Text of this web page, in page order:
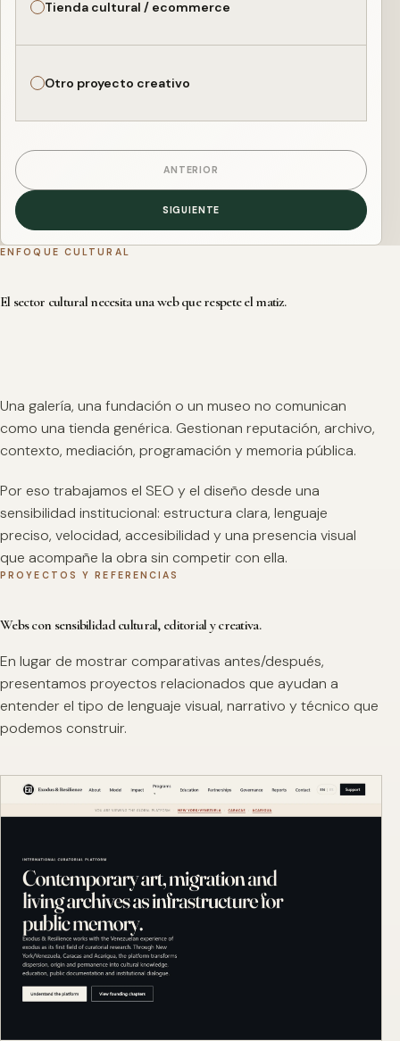
Tienda cultural / ecommerce
Otro proyecto creativo
ANTERIOR
SIGUIENTE
ENFOQUE CULTURAL
El sector cultural necesita una web que respete el matiz.
Una galería, una fundación o un museo no comunican
como una tienda genérica. Gestionan reputación, archivo,
contexto, mediación, programación y memoria pública.
Por eso trabajamos el SEO y el diseño desde una
sensibilidad institucional: estructura clara, lenguaje
preciso, velocidad, accesibilidad y una presencia visual
que acompañe la obra sin competir con ella.
PROYECTOS Y REFERENCIAS
Webs con sensibilidad cultural, editorial y creativa.
En lugar de mostrar comparativas antes/después,
presentamos proyectos relacionados que ayudan a
entender el tipo de lenguaje visual, narrativo y técnico que
podemos construir.